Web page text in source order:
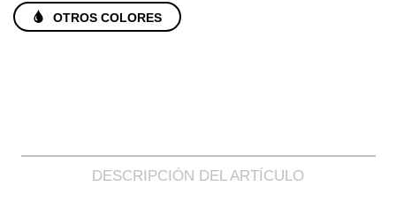
OTROS COLORES
DESCRIPCIÓN DEL ARTÍCULO